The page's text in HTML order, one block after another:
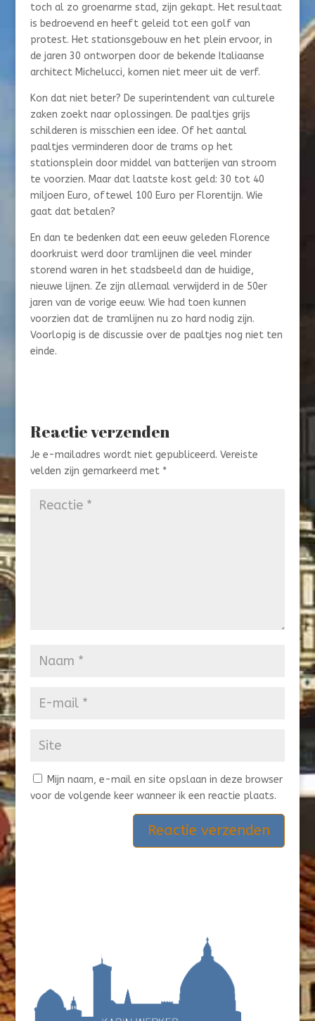
toch al zo groenarme stad, zijn gekapt. Het resultaat
is bedroevend en heeft geleid tot een golf van
protest. Het stationsgebouw en het plein ervoor, in
de jaren 30 ontworpen door de bekende Italiaanse
architect Michelucci, komen niet meer uit de verf.
Kon dat niet beter? De superintendent van culturele
zaken zoekt naar oplossingen. De paaltjes grijs
schilderen is misschien een idee. Of het aantal
paaltjes verminderen door de trams op het
stationsplein door middel van batterijen van stroom
te voorzien. Maar dat laatste kost geld: 30 tot 40
miljoen Euro, oftewel 100 Euro per Florentijn. Wie
gaat dat betalen?
En dan te bedenken dat een eeuw geleden Florence
doorkruist werd door tramlijnen die veel minder
storend waren in het stadsbeeld dan de huidige,
nieuwe lijnen. Ze zijn allemaal verwijderd in de 50er
jaren van de vorige eeuw. Wie had toen kunnen
voorzien dat de tramlijnen nu zo hard nodig zijn.
Voorlopig is de discussie over de paaltjes nog niet ten
einde.
Reactie verzenden
Je e-mailadres wordt niet gepubliceerd. Vereiste
velden zijn gemarkeerd met *
Mijn naam, e-mail en site opslaan in deze browser
voor de volgende keer wanneer ik een reactie plaats.